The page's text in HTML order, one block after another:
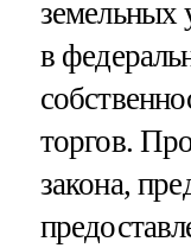
земельных
в
торгов.
закона,